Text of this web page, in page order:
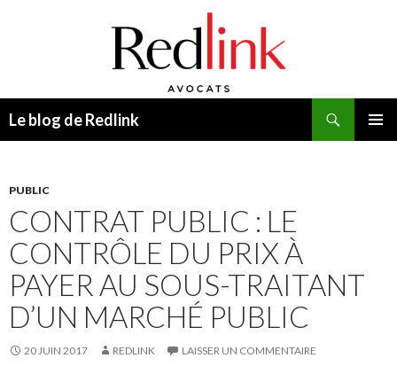
Le blog de Redlink
PUBLIC
CONTRAT PUBLIC : LE
CONTRÔLE DU PRIX À
PAYER AU SOUS-TRAITANT
D’UN MARCHÉ PUBLIC
20 JUIN 2017 REDLINK LAISSER UN COMMENTAIRE